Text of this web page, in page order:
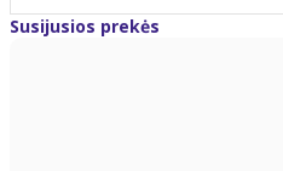
Susijusios prekės